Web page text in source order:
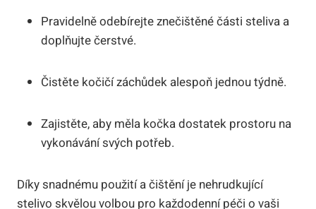
Pravidelně odebírejte znečištěné části steliva a
doplňujte čerstvé.
Čistěte kočičí záchůdek alespoň jednou týdně.
Zajistěte, aby měla kočka dostatek prostoru na
vykonávání svých potřeb.
Díky snadnému použití a čištění je nehrudkující
stelivo skvělou volbou pro každodenní péči o vaši